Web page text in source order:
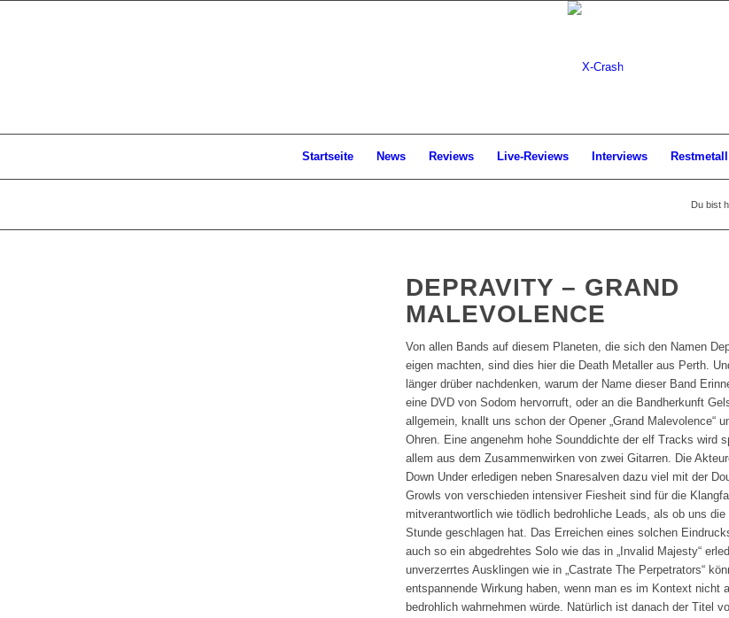
Startseite News Reviews Live-Reviews Interviews Restmetall
Du bist
DEPRAVITY – GRAND
MALEVOLENCE
Von allen Bands auf diesem Planeten, die sich den Namen
eigen machten, sind dies hier die Death Metaller aus Perth.
länger drüber nachdenken, warum der Name dieser Band
eine DVD von Sodom hervorruft, oder an die Bandherkunft
allgemein, knallt uns schon der Opener „Grand Malevolence“
Ohren. Eine angenehm hohe Sounddichte der elf Tracks wird
allem aus dem Zusammenwirken von zwei Gitarren. Die
Down Under erledigen neben Snaresalven dazu viel mit der
Growls von verschieden intensiver Fiesheit sind für die
mitverantwortlich wie tödlich bedrohliche Leads, als ob uns die
Stunde geschlagen hat. Das Erreichen eines solchen
auch so ein abgedrehtes Solo wie das in „Invalid Majesty“
unverzerrtes Ausklingen wie in „Castrate The Perpetrators“
entspannende Wirkung haben, wenn man es im Kontext nicht
bedrohlich wahrnehmen würde. Natürlich ist danach der Titel